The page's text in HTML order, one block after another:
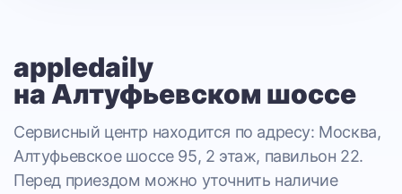
appledaily
на Алтуфьевском шоссе
Сервисный центр находится по адресу: Москва,
Алтуфьевское шоссе 95, 2 этаж, павильон 22.
Перед приездом можно уточнить наличие